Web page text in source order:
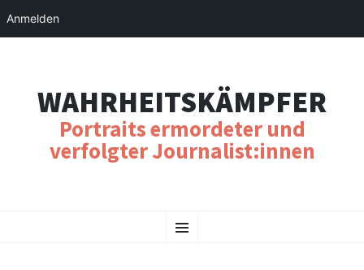
WAHRHEITSKÄMPFER
Portraits ermordeter und
verfolgter Journalist:innen
Menu
TO
Anmelden